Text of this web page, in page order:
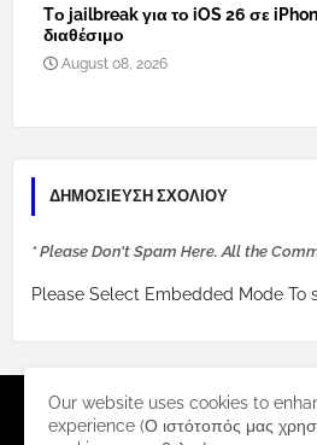
Tο jailbreak για το iOS 26 σε
διαθέσιμο
August 08, 2026
ΔΗΜΟΣΊΕΥΣΗ ΣΧΟΛΊΟΥ
* Please Don't Spam Here. All the
Please Select Embedded Mode To
Our website uses cookies to
experience (Ο ιστότοπός μας